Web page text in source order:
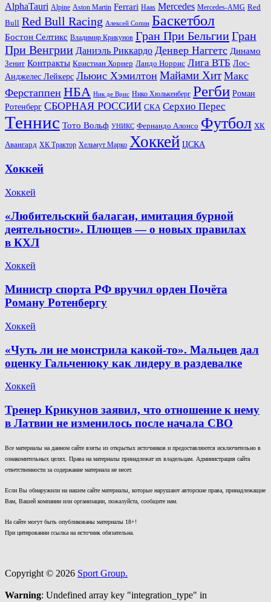
AlphaTauri Alpine Aston Martin Ferrari Haas Mercedes Mercedes-AMG Red
Bull Red Bull Racing Алексей Сопин Баскетбол
Бостон Селтикс Владимир Крикунов Гран При БельгииГран
При Венгрии Даниэль Риккардо Денвер Наггетс Динамо
Зенит Контракты Кристиан Хорнер Ландо Норрис Лига ВТБ Лос-
Анджелес Лейкерс Льюис Хэмилтон Майами Хит Макс
Ферстаппен НБА Ник де Врис Нико Хюлькенберг Регби Роман
Ротенберг СБОРНАЯ РОССИИ СКА Серхио Перес
Теннис Тото Вольф УНИКС Фернандо Алонсо Футбол ХК
Авангард ХК Трактор Хельмут Марко Хоккей ЦСКА
Хоккей
Хоккей
«Любительский балаган, имитация бурной
деятельности». Плющев — о новых правилах
в КХЛ
Хоккей
Министр спорта РФ вручил орден Почёта
Роману Ротенбергу
Хоккей
«Чуть ли не монстрила какой-то». Мальцев дал
оценку Гальченюку как лидеру в раздевалке
Хоккей
Тренер Крикунов заявил, что отношение к нему
в Латвии не изменилось после начала СВО
Все материалы на данном сайте взяты из открытых источников и предоставляются исключительно в
ознакомительных целях. Права на материалы принадлежат их владельцам. Администрация сайта
ответственности за содержание материала не несет.
Если Вы обнаружили на нашем сайте материалы, которые нарушают авторские права, принадлежащие
Вам, Вашей компании или организации, пожалуйста, сообщите нам.
На сайте могут быть опубликованы материалы 18+!
При цитировании ссылка на источник обязательна.
Copyright © 2026 Sport Group.
Warning: Undefined array key "integration_type" in